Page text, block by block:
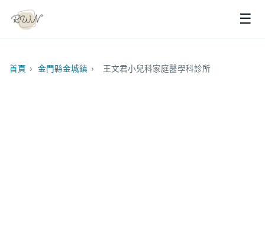
☰
首頁 › 金門縣金城鎮 › 王文君小兒科家庭醫學科診所